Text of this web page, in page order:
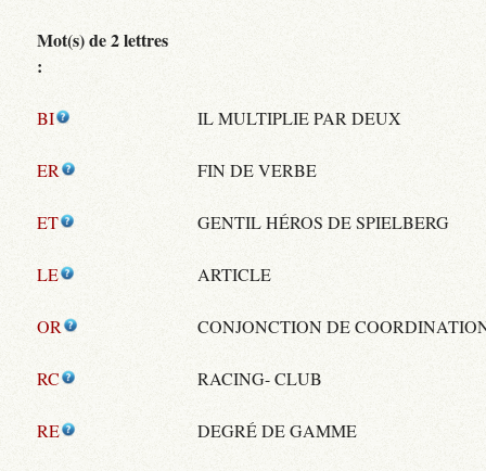
Mot(s) de 2 lettres
:
BI IL MULTIPLIE PAR DEUX
ER FIN DE VERBE
ET GENTIL HÉROS DE SPIELBERG
LE ARTICLE
OR CONJONCTION DE
RC RACING- CLUB
RE DEGRÉ DE GAMME